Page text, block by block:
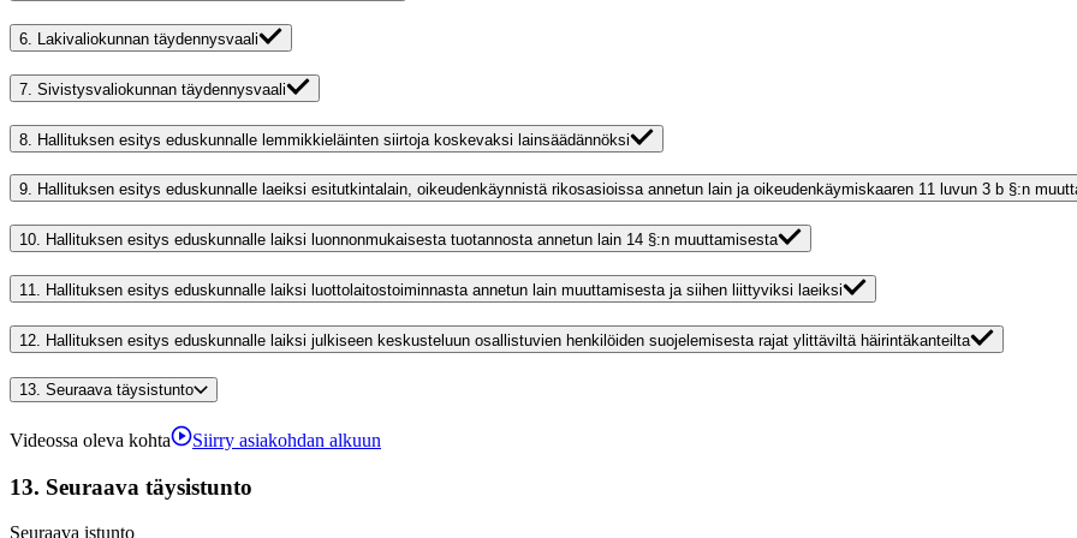
6. Lakivaliokunnan täydennysvaali
7. Sivistysvaliokunnan täydennysvaali
8. Hallituksen esitys eduskunnalle lemmikkieläinten siirtoja koskevaksi lainsäädännöksi
9. Hallituksen esitys eduskunnalle laeiksi esitutkintalain, oikeudenkäynnistä rikosasioissa annetun lain ja oikeudenkäymiskaaren 11 luvun 3 b §:n
10. Hallituksen esitys eduskunnalle laiksi luonnonmukaisesta tuotannosta annetun lain 14 §:n muuttamisesta
11. Hallituksen esitys eduskunnalle laiksi luottolaitostoiminnasta annetun lain muuttamisesta ja siihen liittyviksi laeiksi
12. Hallituksen esitys eduskunnalle laiksi julkiseen keskusteluun osallistuvien henkilöiden suojelemisesta rajat ylittäviltä häirintäkanteilta
13. Seuraava täysistunto
Videossa oleva kohta Siirry asiakohdan alkuun
13. Seuraava täysistunto
Seuraava istunto